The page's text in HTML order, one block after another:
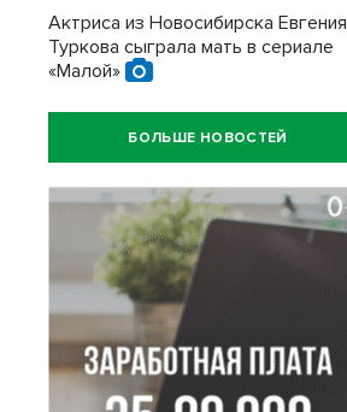
Актриса из Новосибирска Евгения
Туркова сыграла мать в сериале
«Малой»
БОЛЬШЕ НОВОСТЕЙ